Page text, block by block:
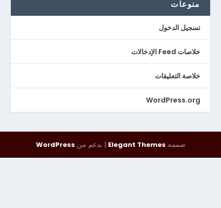
منوعات
تسجيل الدخول
خلاصات Feed الإدخالات
خلاصة التعليقات
WordPress.org
صممه Elegant Themes | بدعم من WordPress